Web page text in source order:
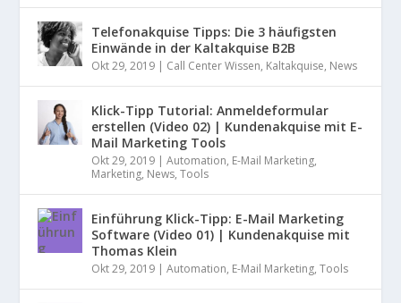
Telefonakquise Tipps: Die 3 häufigsten
Einwände in der Kaltakquise B2B
Okt 29, 2019 | Call Center Wissen, Kaltakquise, News
Klick-Tipp Tutorial: Anmeldeformular
erstellen (Video 02) | Kundenakquise mit E-
Mail Marketing Tools
Okt 29, 2019 |Automation, E-Mail Marketing,
Marketing, News,Tools
Einführung Klick-Tipp: E-Mail Marketing
Software (Video 01) | Kundenakquise mit
Thomas Klein
Okt 29, 2019 |Automation, E-Mail Marketing,Tools